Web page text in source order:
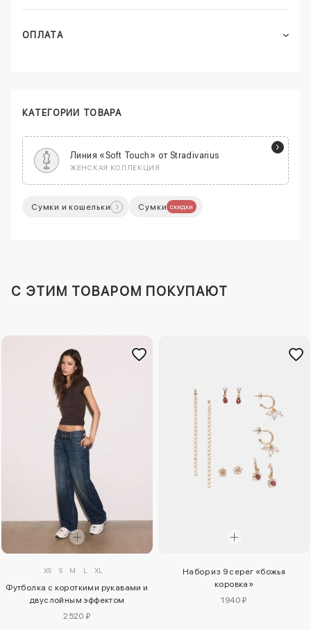
ОПЛАТА
КАТЕГОРИИ ТОВАРА
Линия «Soft Touch» от Stradivarius
ЖЕНСКАЯ КОЛЛЕКЦИЯ
Сумки и кошельки Сумки скидки
C ЭТИМ ТОВАРОМ ПОКУПАЮТ
XS S M L XL
Футболка с короткими рукавами и
двуслойным эффектом
2520 ₽
Набор из 9 серег «божья
коровка»
1940 ₽